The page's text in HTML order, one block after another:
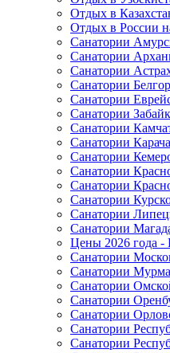
Отдых в
Отдых в России
Санатории
Санатории
Санатории
Санатории
Санатории
Санатории
Санатории
Санатории
Санатории
Санатории
Санатории
Санатории
Санатории
Санатории
Цены 2026 года -
Санатории
Санатории
Санатории
Санатории
Санатории
Санатории
Санатории